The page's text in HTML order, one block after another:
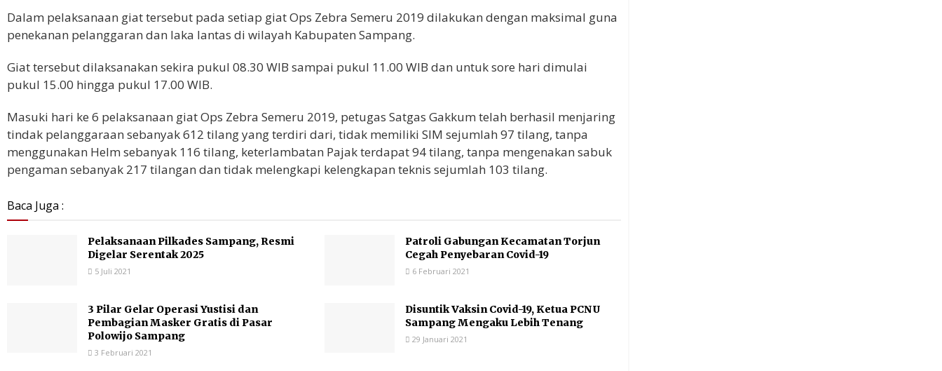
Dalam pelaksanaan giat tersebut pada setiap giat Ops Zebra Semeru 2019 dilakukan dengan maksimal guna
penekanan pelanggaran dan laka lantas di wilayah Kabupaten Sampang.
Giat tersebut dilaksanakan sekira pukul 08.30 WIB sampai pukul 11.00 WIB dan untuk sore hari dimulai
pukul 15.00 hingga pukul 17.00 WIB.
Masuki hari ke 6 pelaksanaan giat Ops Zebra Semeru 2019, petugas Satgas Gakkum telah berhasil menjaring
tindak pelanggaraan sebanyak 612 tilang yang terdiri dari, tidak memiliki SIM sejumlah 97 tilang, tanpa
menggunakan Helm sebanyak 116 tilang, keterlambatan Pajak terdapat 94 tilang, tanpa mengenakan sabuk
pengaman sebanyak 217 tilangan dan tidak melengkapi kelengkapan teknis sejumlah 103 tilang.
Baca Juga :
Pelaksanaan Pilkades Sampang, Resmi
Digelar Serentak 2025
5 Juli 2021
Patroli Gabungan Kecamatan Torjun
Cegah Penyebaran Covid-19
6 Februari 2021
3 Pilar Gelar Operasi Yustisi dan
Pembagian Masker Gratis di Pasar
Polowijo Sampang
3 Februari 2021
Disuntik Vaksin Covid-19, Ketua PCNU
Sampang Mengaku Lebih Tenang
29 Januari 2021